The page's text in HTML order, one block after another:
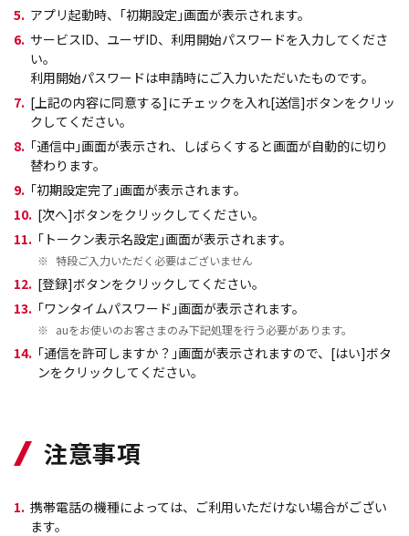
5. アプリ起動時、｢初期設定｣画面が表示されます。
6. サービスID、ユーザID、利用開始パスワードを入力してくださ
い。
利用開始パスワードは申請時にご入力いただいたものです。
7. [上記の内容に同意する]にチェックを入れ[送信]ボタンをクリッ
クしてください。
8. ｢通信中｣画面が表示され、しばらくすると画面が自動的に切り
替わります。
9. ｢初期設定完了｣画面が表示されます。
10. [次へ]ボタンをクリックしてください。
11. ｢トークン表示名設定｣画面が表示されます。
※ 特段ご入力いただく必要はございません
12. [登録]ボタンをクリックしてください。
13. ｢ワンタイムパスワード｣画面が表示されます。
※ auをお使いのお客さまのみ下記処理を行う必要があります。
14. ｢通信を許可しますか？｣画面が表示されますので、[はい]ボタ
ンをクリックしてください。
注意事項
1. 携帯電話の機種によっては、ご利用いただけない場合がござい
ます。